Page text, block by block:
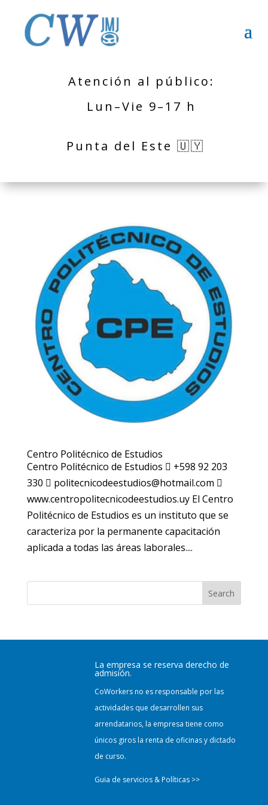
Atención al público:
Lun–Vie 9–17 h
Punta del Este 🇺🇾
Centro Politécnico de Estudios
Centro Politécnico de Estudios  +598 92 203
330  politecnicodeestudios@hotmail.com 
www.centropolitecnicodeestudios.uy El Centro
Politécnico de Estudios es un instituto que se
caracteriza por la permanente capacitación
aplicada a todas las áreas laborales....
Search
La empresa se reserva derecho de
admisión.
CoWorkers no es responsable por las
actividades que desarrollen sus
arrendatarios, la empresa tiene como
únicos giros la renta de oficinas y dictado
de curso.
Guia de servicios & Políticas >>